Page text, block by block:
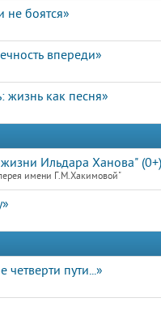
не боятся»
впереди»
как песня»
Ильдара Ханова" (0+)
имени Г.М.Хакимовой"
пути...»